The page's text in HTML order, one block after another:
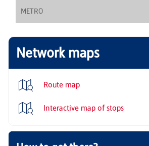
METRO
Network maps
Route map
Interactive map of stops